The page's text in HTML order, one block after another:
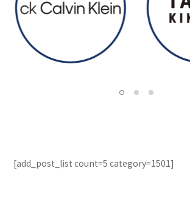
[add_post_list count=5 category=1501]